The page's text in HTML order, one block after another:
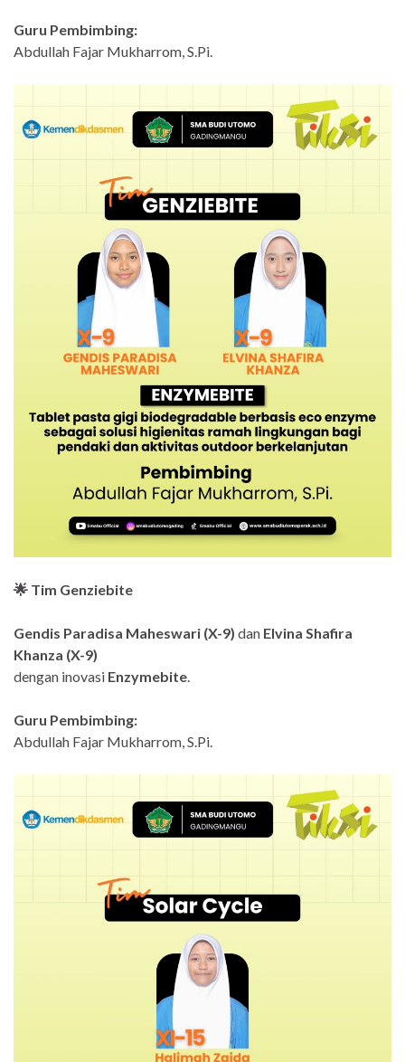
Guru Pembimbing:
Abdullah Fajar Mukharrom, S.Pi.
🌟 Tim Genziebite
Gendis Paradisa Maheswari (X-9) dan Elvina Shafira
Khanza (X-9)
dengan inovasi Enzymebite
Guru Pembimbing:
Abdullah Fajar Mukharrom, S.Pi.